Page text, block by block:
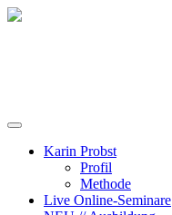
Karin Probst
Profil
Methode
Live Online-Seminare